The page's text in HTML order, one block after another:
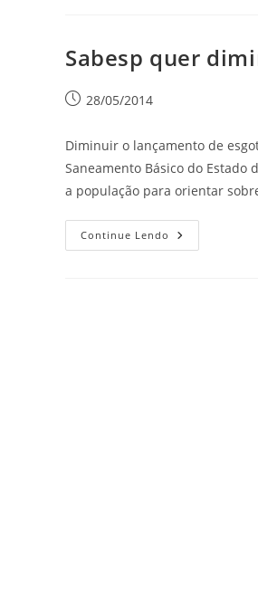
Sabesp quer
28/05/2014
Diminuir o lançamento de
Saneamento Básico do Estado
a população para orientar
Continue Lendo